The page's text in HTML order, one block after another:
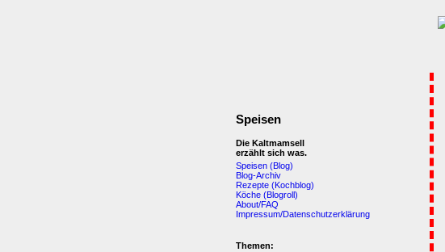
Speisen
Die Kaltmamsell
erzählt sich was.
Speisen (Blog)
Blog-Archiv
Rezepte (Kochblog)
Köche (Blogroll)
About/FAQ
Impressum/Datenschutzerklärung
Themen: